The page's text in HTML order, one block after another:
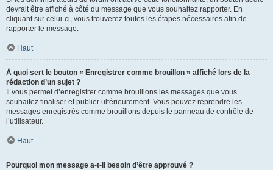
devrait être affiché à côté du message que vous souhaitez rapporter. En
cliquant sur celui-ci, vous trouverez toutes les étapes nécessaires afin de
rapporter le message.
Haut
À quoi sert le bouton « Enregistrer comme brouillon » affiché lors de la
rédaction d’un sujet ?
Il vous permet d’enregistrer comme brouillons les messages que vous
souhaitez finaliser et publier ultérieurement. Vous pouvez reprendre les
messages enregistrés comme brouillons depuis le panneau de contrôle de
l’utilisateur.
Haut
Pourquoi mon message a-t-il besoin d’être approuvé ?